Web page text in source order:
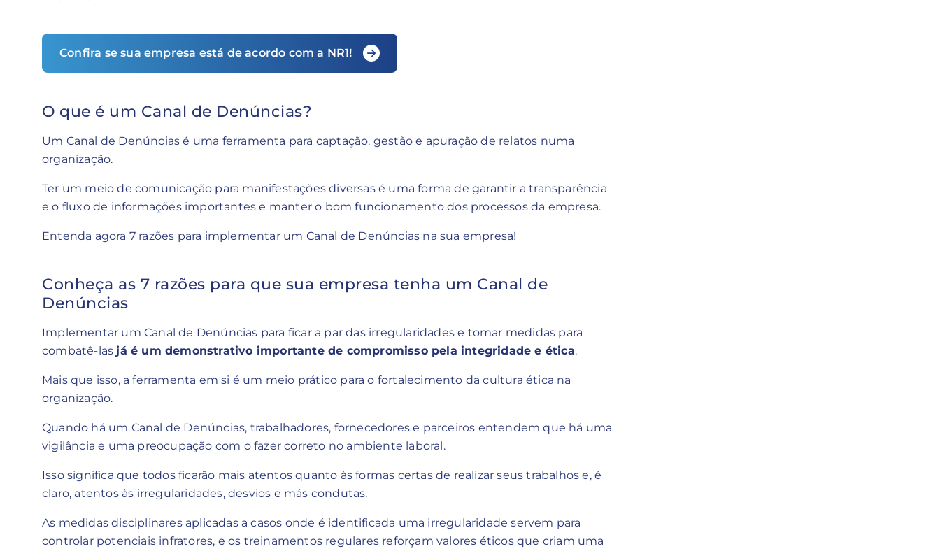
Confira se sua empresa está de acordo com a NR1!
O que é um Canal de Denúncias?
Um Canal de Denúncias é uma ferramenta para captação, gestão e apuração de relatos numa
organização.
Ter um meio de comunicação para manifestações diversas é uma forma de garantir a transparência
e o fluxo de informações importantes e manter o bom funcionamento dos processos da empresa.
Entenda agora 7 razões para implementar um Canal de Denúncias na sua empresa!
Conheça as 7 razões para que sua empresa tenha um Canal de
Denúncias
Implementar um Canal de Denúncias para ficar a par das irregularidades e tomar medidas para
combatê-las já é um demonstrativo importante de compromisso pela integridade e ética.
Mais que isso, a ferramenta em si é um meio prático para o fortalecimento da cultura ética na
organização.
Quando há um Canal de Denúncias, trabalhadores, fornecedores e parceiros entendem que há uma
vigilância e uma preocupação com o fazer correto no ambiente laboral.
Isso significa que todos ficarão mais atentos quanto às formas certas de realizar seus trabalhos e, é
claro, atentos às irregularidades, desvios e más condutas.
As medidas disciplinares aplicadas a casos onde é identificada uma irregularidade servem para
controlar potenciais infratores, e os treinamentos regulares reforçam valores éticos que criam uma